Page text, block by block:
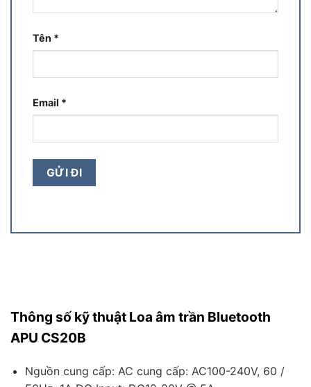
Tên *
Email *
Thông số kỹ thuật Loa âm trần Bluetooth
APU CS20B
Nguồn cung cấp: AC cung cấp: AC100-240V, 60 /